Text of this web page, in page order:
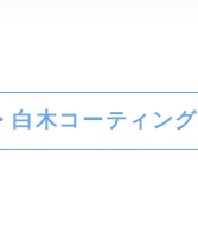
白木コーティング